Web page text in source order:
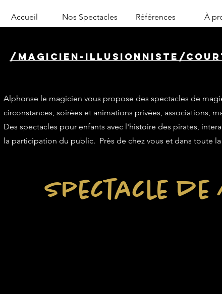
Accueil Nos Spectacles Références À
/magicien-illusionniste/
Alphonse le magicien vous propose des spectacles de
circonstances, soirées et animations privées, associations,
Des spectacles pour enfants avec l'histoire des pirates,
la participation du public. Près de chez vous et dans toute la
Spectacle de